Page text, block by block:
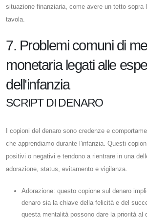
situazione finanziaria, come avere un tetto sopra
tavola.
7. Problemi comuni di
monetaria legati alle
dell'infanzia
SCRIPT DI DENARO
I copioni del denaro sono credenze e
che apprendiamo durante l'infanzia. Questi
positivi o negativi e tendono a rientrare in una
adorazione, status, evitamento e vigilanza.
Adorazione: questo copione sul denaro
denaro sia la chiave della felicità e del
questa mentalità possono dare la priorità al